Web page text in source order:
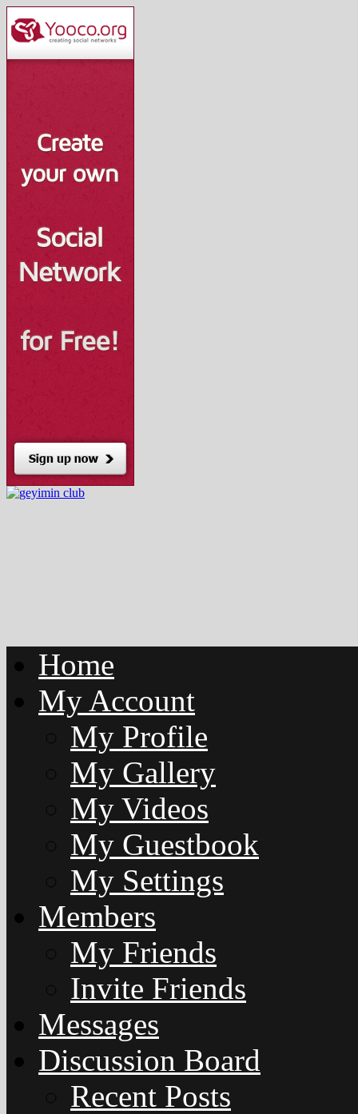
Home
My Account
My Profile
My Gallery
My Videos
My Guestbook
My Settings
Members
My Friends
Invite Friends
Messages
Discussion Board
Recent Posts